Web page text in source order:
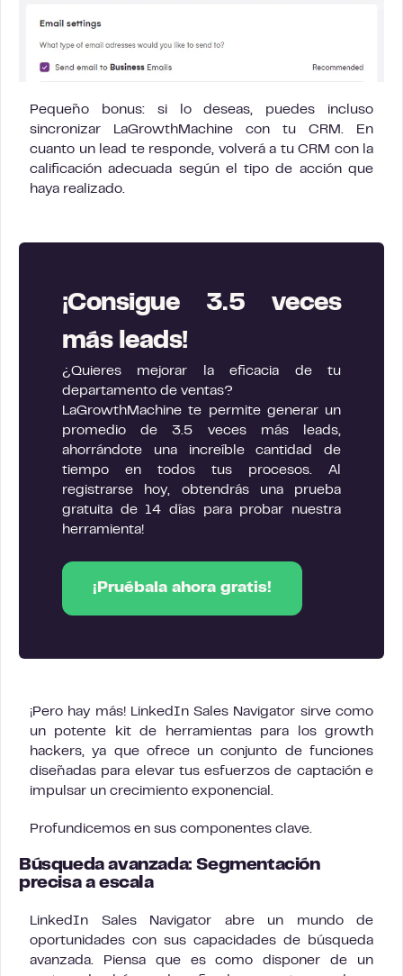
Pequeño bonus: si lo deseas, puedes incluso
sincronizar LaGrowthMachine con tu CRM. En
cuanto un lead te responde, volverá a tu CRM con la
calificación adecuada según el tipo de acción que
haya realizado.
¡Consigue 3.5 veces
más leads!
¿Quieres mejorar la eficacia de tu
departamento de ventas?
LaGrowthMachine te permite generar un
promedio de 3.5 veces más leads,
ahorrándote una increíble cantidad de
tiempo en todos tus procesos. Al
registrarse hoy, obtendrás una prueba
gratuita de 14 días para probar nuestra
herramienta!
¡Pruébala ahora gratis!
¡Pero hay más! LinkedIn Sales Navigator sirve como
un potente kit de herramientas para los growth
hackers, ya que ofrece un conjunto de funciones
diseñadas para elevar tus esfuerzos de captación e
impulsar un crecimiento exponencial.
Profundicemos en sus componentes clave.
Búsqueda avanzada: Segmentación
precisa a escala
LinkedIn Sales Navigator abre un mundo de
oportunidades con sus capacidades de búsqueda
avanzada. Piensa que es como disponer de un